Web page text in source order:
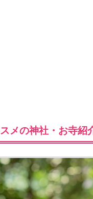
メの神社・お寺紹